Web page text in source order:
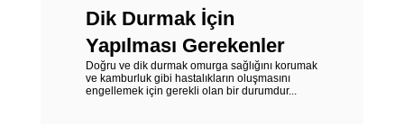
Dik Durmak İçin
Yapılması Gerekenler
Doğru ve dik durmak omurga sağlığını korumak
ve kamburluk gibi hastalıkların oluşmasını
engellemek için gerekli olan bir durumdur...